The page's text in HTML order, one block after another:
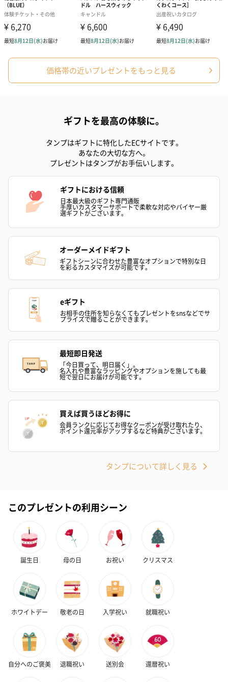
ン）（981円）
価格帯の近いプレゼントをもっと見る
ギフトを最高の体験に。
タンプはギフトに特化したECサイトです。
あなたの大切な方へ。
プレゼントはタンプがお手伝いします。
ギフトにおける信頼
日本最大級のギフト専門通販
手厚いカスタマーサポートで柔軟な対応やバイヤー厳
選ギフトがございます。
オーダーメイドギフト
ギフトシーンに合わせた豊富なオプションで特別な日
を彩るカスタマイズが可能です。
eギフト
お相手の住所を知らなくてもプレゼントをsnsなどでサ
プライズで贈ることができます。
最短即日発送
「今日買って、明日届く」。
名入れや豊富なラッピングやオプションを施しても最
短で翌日にお届けが可能です。
買えば買うほどお得に
会員ランクに応じてお得なクーポンが受け取れたり、
ポイント還元率がアップするなど特典がございます。
タンプについて詳しく見る
このプレゼントの利用シーン
誕生日 母の日 お祝い クリスマス
ホワイトデー 敬老の日 入学祝い 就職祝い
自分へのご褒美 退職祝い 送別会 還暦祝い